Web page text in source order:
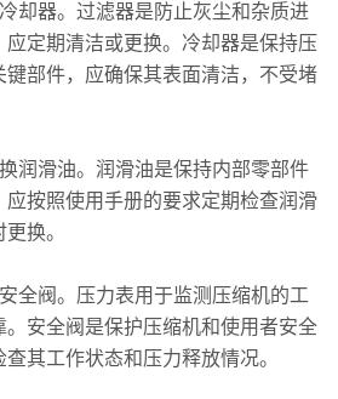
器。过滤器是防止灰尘和杂质进
应定期清洁或更换。冷却器是保持压
部件，应确保其表面清洁，不受堵
滑油。润滑油是保持内部零部件
应按照使用手册的要求定期检查润滑
换。
阀。压力表用于监测压缩机的工
安全阀是保护压缩机和使用者安全
其工作状态和压力释放情况。